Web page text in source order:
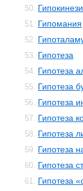
50.
51. Гипомания
52.
53. Гипотеза
54. Гипотеза
55. Гипотеза
56. Гипотеза
57. Гипотеза
58. Гипотеза
59. Гипотеза
60. Гипотеза
61. Гипотеза